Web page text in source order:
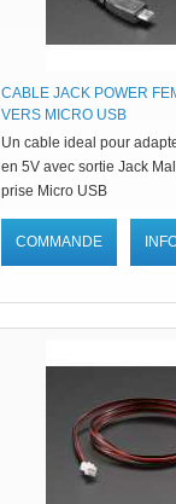
CABLE JACK POWER
VERS MICRO USB
Un cable ideal pour
en 5V avec sortie Jack
prise Micro USB
COMMANDE